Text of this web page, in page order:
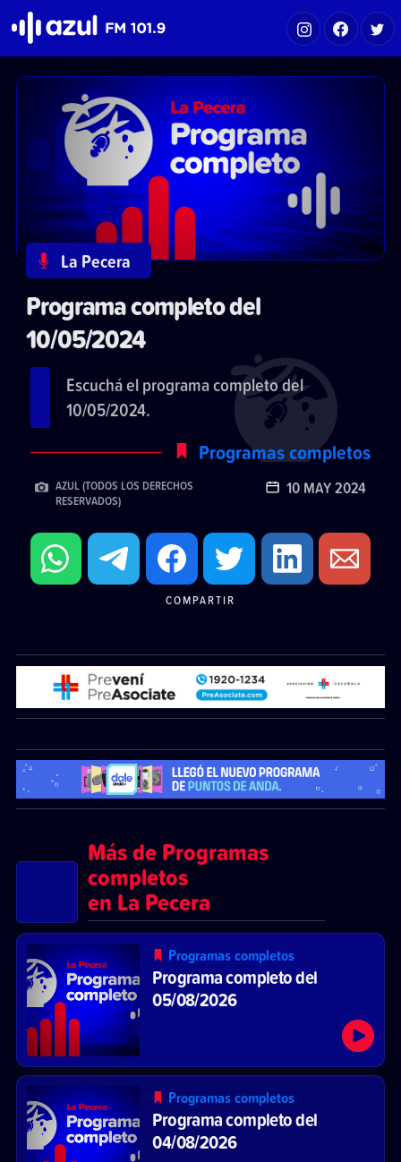
La Pecera
Programa completo del
10/05/2024
Escuchá el programa completo del
10/05/2024.
Programas completos
AZUL (TODOS LOS DERECHOS
RESERVADOS)
10 MAY 2024
COMPARTIR
Más de Programas
completos
en La Pecera
Programas completos
Programa completo del
05/08/2026
Programas completos
Programa completo del
04/08/2026